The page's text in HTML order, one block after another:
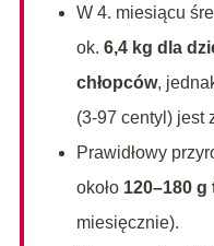
W 4. miesiącu
ok. 6,4 kg dla
chłopców,
(3-97 centyl) jest
Prawidłowy
około 120–180
miesięcznie).